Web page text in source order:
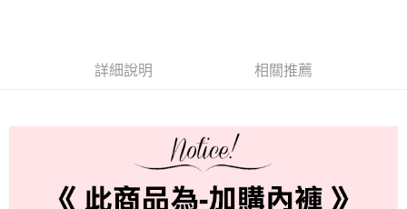
每筆NT$80，滿NT$999(含以上)免運費
國際順豐速運 查看運費
詳細說明 相關推薦